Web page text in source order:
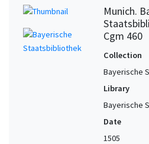
Munich.
Cgm 460
Collection
Bayerische
Library
Bayerische
Date
1505